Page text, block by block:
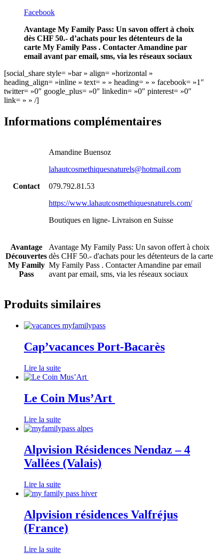
Facebook
Avantage My Family Pass: Un savon offert à choix
dès CHF 50.- d’achats pour les détenteurs de la
carte My Family Pass . Contacter Amandine par
email avant par email, sms, via les réseaux sociaux
[social_share style= »bar » align= »horizontal »
heading_align= »inline » text= » » heading= » » facebook= »1″
twitter= »0″ google_plus= »0″ linkedin= »0″ pinterest= »0″
link= » » /]
Informations complémentaires
Contact
Amandine Buensoz
lahautcosmethiquesnaturels@hotmail.com
079.792.81.53
https://www.lahautcosmethiquesnaturels.com/
Boutiques en ligne- Livraison en Suisse
Avantage
Découvertes
My Family
Pass
Avantage My Family Pass: Un savon offert à choix
dès CHF 50.- d'achats pour les détenteurs de la carte
My Family Pass . Contacter Amandine par email
avant par email, sms, via les réseaux sociaux
Produits similaires
Cap’vacances Port-Bacarès
Lire la suite
Le Coin Mus’Art
Lire la suite
Alpvision Résidences Nendaz – 4
Vallées (Valais)
Lire la suite
Alpvision résidences Valfréjus
(France)
Lire la suite